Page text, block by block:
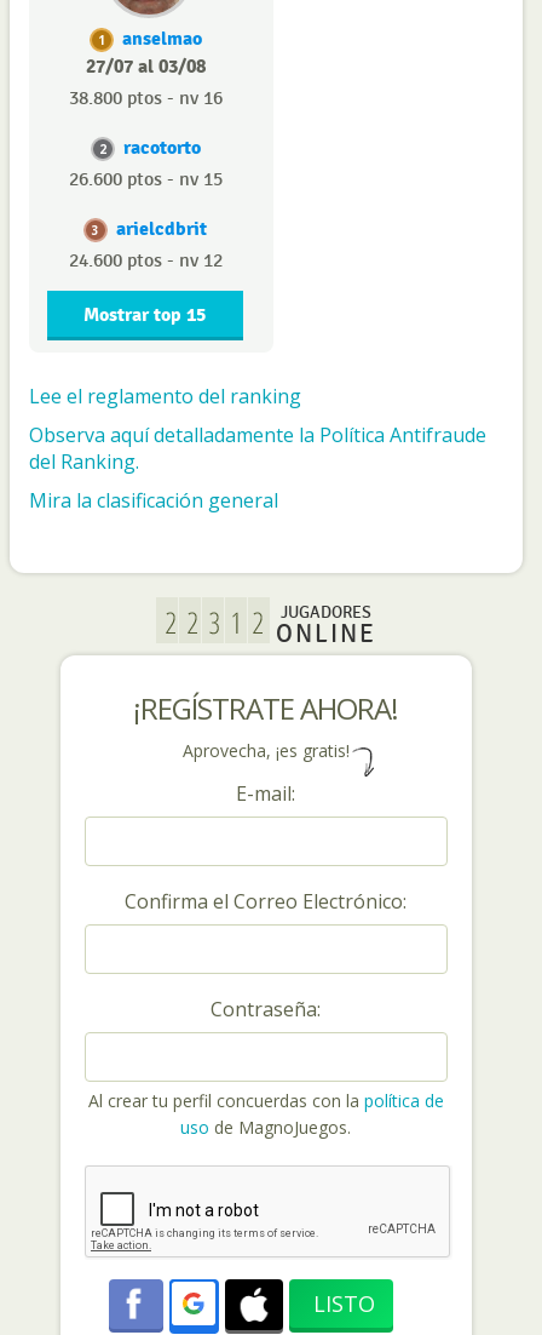
1
anselmao
27/07 al 03/08
38.800 ptos - nv 16
2 racotorto
26.600 ptos - nv 15
3 arielcdbrit
24.600 ptos - nv 12
Mostrar top 15
Lee el reglamento del ranking
Observa aquí detalladamente la Política Antifraude
del Ranking.
Mira la clasificación general
JUGADORES
ONLINE
¡REGÍSTRATE AHORA!
Aprovecha, ¡es gratis!
E-mail:
Confirma el Correo Electrónico:
Contraseña:
Al crear tu perfil concuerdas con la política de
uso de MagnoJuegos.